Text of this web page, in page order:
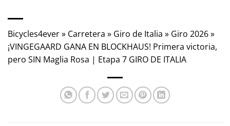
Bicycles4ever» Carretera » Giro de Italia » Giro 2026»
¡VINGEGAARD GANA EN BLOCKHAUS! Primera victoria,
pero SIN Maglia Rosa | Etapa 7 GIRO DE ITALIA